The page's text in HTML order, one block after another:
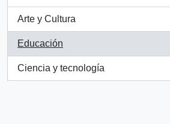
Arte y Cultura
, 1 resultados
Educación
, 1 resultados
Ciencia y tecnología
, 1 resultados